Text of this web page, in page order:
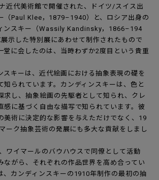
近代美術館で開催された、ドイツ/スイス出
（Paul Klee，1879–1940）と、ロシア出身の
ンスキー（Wassily Kandinsky，1866–194
示した特別展にあわせて制作されたもので
堂に会したのは、当時わずか2度目という貴重
スキーは、近代絵画における抽象表現の礎を
知られています。カンディンスキーは、色と
求し、抽象絵画の先駆者として知られ、クレ
感に基づく自由な描写で知られています。彼
美術に決定的な影響を与えただけでなく、19
ーク抽象芸術の発展にも多大な貢献をしまし
ワイマールのバウハウスで同僚として活動
ながら、それぞれの作品世界を高め合ってい
、カンディンスキーの1910年制作の最初の抽